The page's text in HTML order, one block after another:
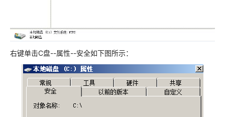
右键单击C盘--属性--安全如下图所示：